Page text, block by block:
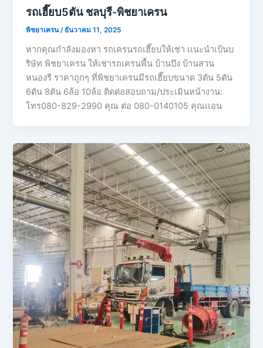
รถเฮี๊ยบ5ตัน ชลบุรี-พิชยาเครน
พิชยาเครน/ ธันวาคม 11, 2025
หากคุณกำลังมองหา รถเครนรถเฮี๊ยบให้เช่า เเนะนำเป้นบ
ริษัท พิชยาเครน ให้เช่ารถเครนพื้น บ้านบึง บ้านสวน
หนองรี ราคาถูกๆ ที่พิชยาเครนมีรถเฮี๊ยบขนาด 3ตัน 5ตัน
6ตัน 8ตัน 6ล้อ 10ล้อ ติดต่อสอบถาม/ประเมินหน้างาน:
โทร080-829-2990 คุณ ต่อ 080-0140105 คุณเเอน